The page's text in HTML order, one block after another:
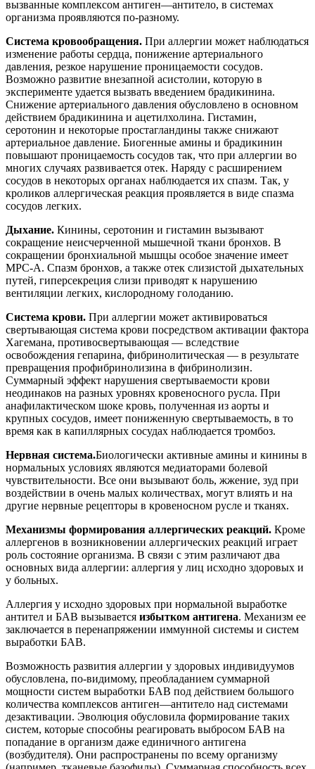
Дыхание.Кинины, серотонин и гистамин вызывают
сокращение неисчерченной мышечной ткани бронхов. В
МРС-А. Спазм бронхов, а также отек слизистой дыхательных
путей, гиперсекреция слизи приводят к нарушению
вентиляции легких, кислородному голоданию.
Система крови.При аллергии может активироваться
свертывающая система крови посредством активации фактора
Хагемана, противосвертывающая — вследствие
освобождения гепарина, фибринолитическая — в результате
превращения профибринолизина в фибринолизин.
Суммарный эффект нарушения свертываемости крови
неодинаков на разных уровнях кровеносного русла. При
анафилактическом шоке кровь, полученная из аорты и
крупных сосудов, имеет пониженную свертываемость, в то
время как в капиллярных сосудах наблюдается тромбоз.
Нервная система.Биологически активные амины и кинины в
нормальных условиях являются медиаторами болевой
чувствительности. Все они вызывают боль, жжение, зуд при
воздействии в очень малых количествах, могут влиять и на
другие нервные рецепторы в кровеносном русле и тканях.
аллергенов в возникновении аллергических реакций играет
роль состояние организма. В связи с этим различают два
основных вида аллергии: аллергия у лиц исходно здоровых и
у больных.
Аллергия у исходно здоровых при нормальной выработке
антител и БАВ вызываетсяизбытком антигена. Механизм ее
заключается в перенапряжении иммунной системы и систем
выработки БАВ.
обусловлена, по-видимому, преобладанием суммарной
мощности систем выработки БАВ под действием большого
количества комплексов антиген—антитело над системами
дезактивации. Эволюция обусловила формирование таких
систем, которые способны реагировать выбросом БАВ на
(возбудителя). Они распространены по всему организму
(например, тканевые базофилы). Суммарная способность всех
тканевых базофилов организма к выбросу биогенных аминов
при одномоментной дегрануляции велика. В то же время
естественный отбор обусловил реакцию систем дезактивации
антигена в организм в естественных условиях. Этим и
объясняется преобладание потенциальной мощности систем
выработки БАВ над системами их дезактивации.
может развиваться под действием обычных доз антигенов, от
которого здоровые не заболевают. Сущность данного явления
заключается в наследственных или приобретенных
нарушениях механизмов каждой из 3 стадий аллергических
реакций.
В иммунной стадии могут иметь значение следующие
обстоятельства: